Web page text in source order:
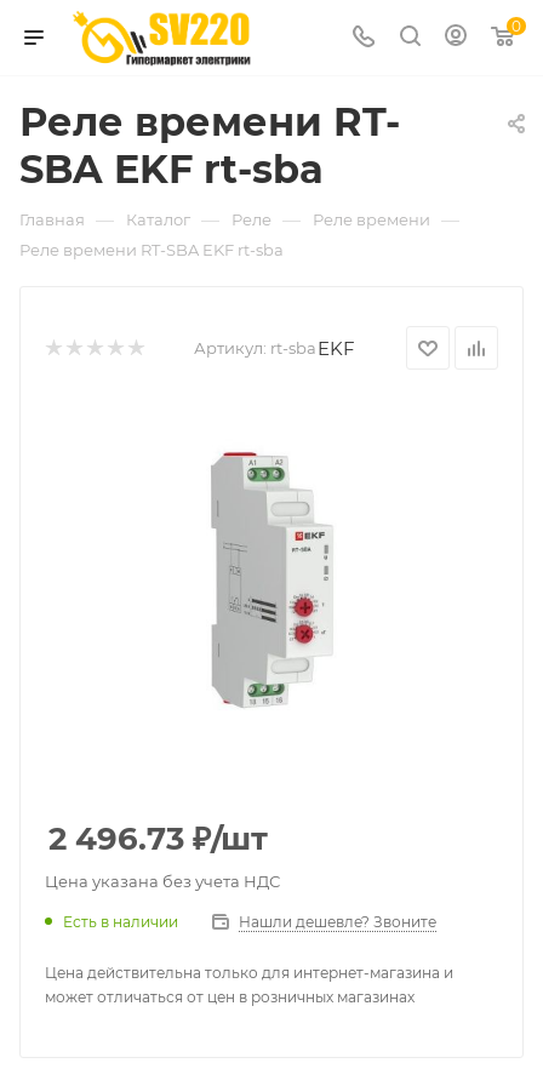
0
Реле времени RT-
SBA EKF rt-sba
Главная — Каталог — Реле — Реле времени —
Реле времени RT-SBA EKF rt-sba
Артикул: rt-sbaEKF
2 496.73 ₽/шт
Цена указана без учета НДС
Есть в наличии Нашли дешевле? Звоните
Цена действительна только для интернет-магазина и
может отличаться от цен в розничных магазинах